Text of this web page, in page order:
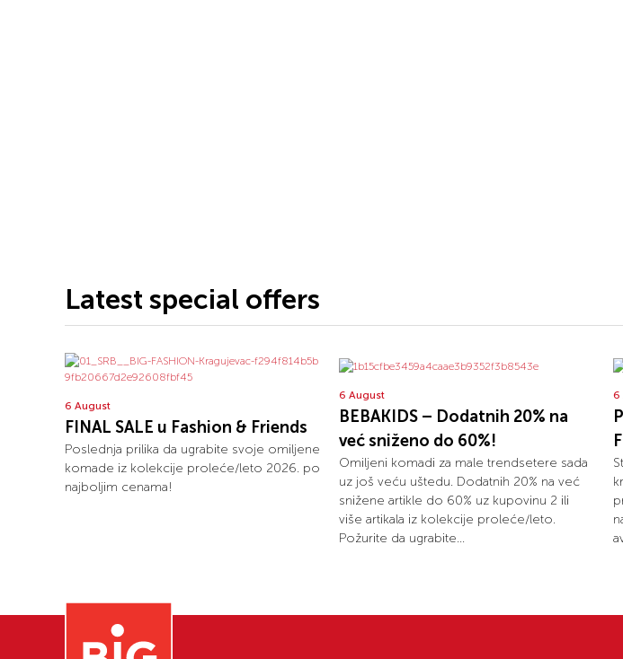
Latest special offers
6 August
FINAL SALE u Fashion & Friends
Poslednja prilika da ugrabite svoje omiljene
komade iz kolekcije proleće/leto 2026. po
najboljim cenama!
6 August
BEBAKIDS – Dodatnih 20% na
već sniženo do 60%!
Omiljeni komadi za male trendsetere sada
uz još veću uštedu. Dodatnih 20% na već
snižene artikle do 60% uz kupovinu 2 ili
više artikala iz kolekcije proleće/leto.
Požurite da ugrabite...
6